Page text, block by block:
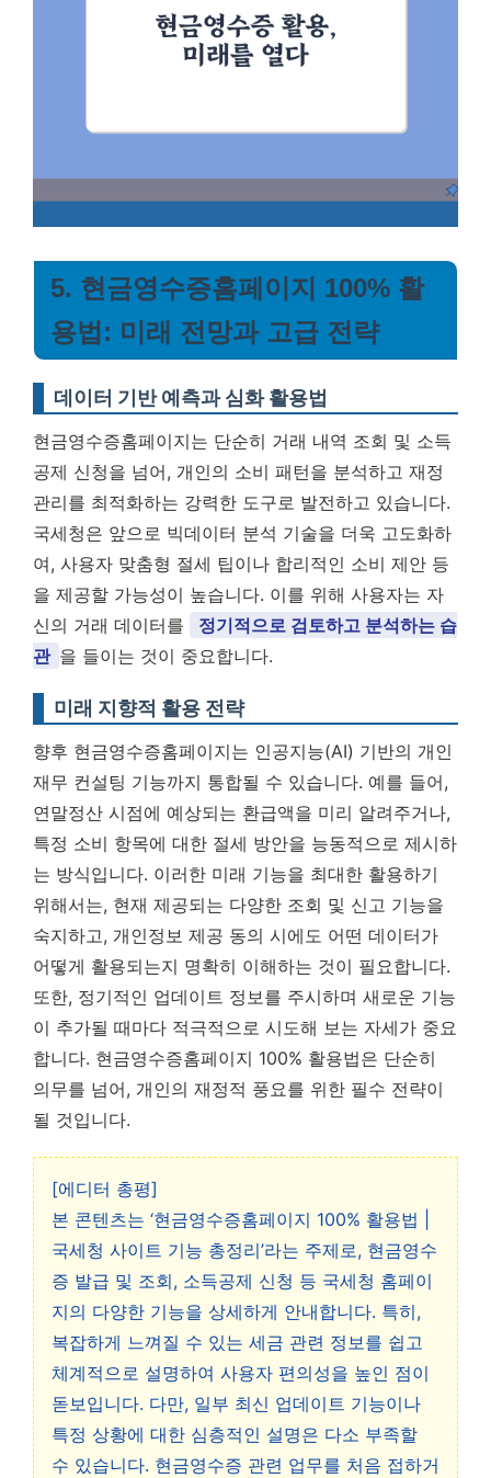
5. 현금영수증홈페이지 100% 활
용법: 미래 전망과 고급 전략
데이터 기반 예측과 심화 활용법
현금영수증홈페이지는 단순히 거래 내역 조회 및 소득
공제 신청을 넘어, 개인의 소비 패턴을 분석하고 재정
관리를 최적화하는 강력한 도구로 발전하고 있습니다.
국세청은 앞으로 빅데이터 분석 기술을 더욱 고도화하
여, 사용자 맞춤형 절세 팁이나 합리적인 소비 제안 등
을 제공할 가능성이 높습니다. 이를 위해 사용자는 자
신의 거래 데이터를
정기적으로 검토하고 분석하는 습
관 을 들이는 것이 중요합니다.
미래 지향적 활용 전략
향후 현금영수증홈페이지는 인공지능(AI) 기반의 개인
재무 컨설팅 기능까지 통합될 수 있습니다. 예를 들어,
연말정산 시점에 예상되는 환급액을 미리 알려주거나,
특정 소비 항목에 대한 절세 방안을 능동적으로 제시하
는 방식입니다. 이러한 미래 기능을 최대한 활용하기
위해서는, 현재 제공되는 다양한 조회 및 신고 기능을
숙지하고, 개인정보 제공 동의 시에도 어떤 데이터가
어떻게 활용되는지 명확히 이해하는 것이 필요합니다.
또한, 정기적인 업데이트 정보를 주시하며 새로운 기능
이 추가될 때마다 적극적으로 시도해 보는 자세가 중요
합니다. 현금영수증홈페이지 100% 활용법은 단순히
의무를 넘어, 개인의 재정적 풍요를 위한 필수 전략이
될 것입니다.
[에디터 총평]
본 콘텐츠는 ‘현금영수증홈페이지 100% 활용법 |
국세청 사이트 기능 총정리’라는 주제로, 현금영수
증 발급 및 조회, 소득공제 신청 등 국세청 홈페이
지의 다양한 기능을 상세하게 안내합니다. 특히,
복잡하게 느껴질 수 있는 세금 관련 정보를 쉽고
체계적으로 설명하여 사용자 편의성을 높인 점이
돋보입니다. 다만, 일부 최신 업데이트 기능이나
특정 상황에 대한 심층적인 설명은 다소 부족할
수 있습니다. 현금영수증 관련 업무를 처음 접하거